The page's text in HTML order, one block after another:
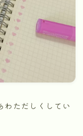
ただしくしてい